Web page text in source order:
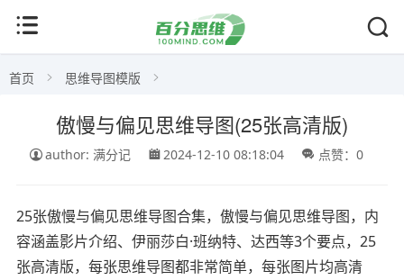
首页 思维导图模版
傲慢与偏见思维导图(25张高清版)
author: 满分记 2024-12-10 08:18:04 点赞：0
25张傲慢与偏见思维导图合集，傲慢与偏见思维导图，内
容涵盖影片介绍、伊丽莎白·班纳特、达西等3个要点，25
张高清版，每张思维导图都非常简单，每张图片均高清